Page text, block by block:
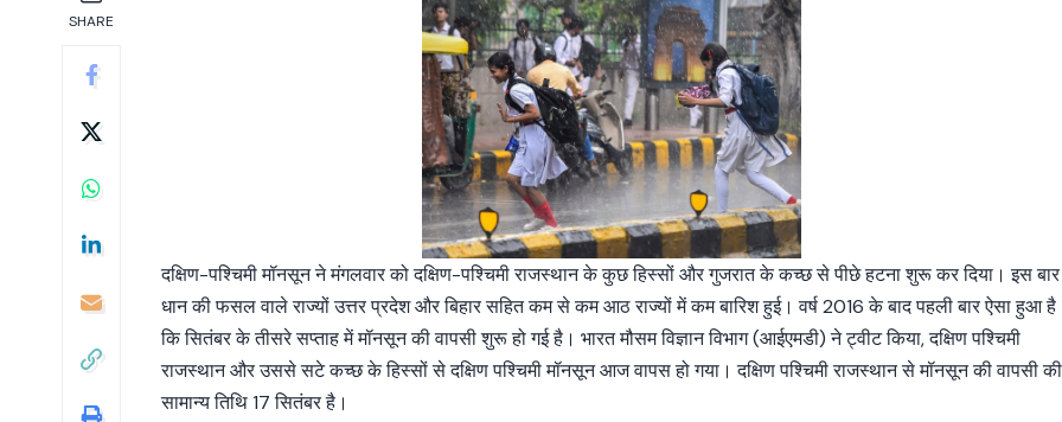
SHARE
दक्षिण-पश्चिमी मॉनसून ने मंगलवार को दक्षिण-पश्चिमी राजस्थान के कुछ हिस्सों और गुजरात के कच्छ से पीछे हटना शुरू कर दिया। इस बार
धान की फसल वाले राज्यों उत्तर प्रदेश और बिहार सहित कम से कम आठ राज्यों में कम बारिश हुई। वर्ष 2016 के बाद पहली बार ऐसा हुआ है
कि सितंबर के तीसरे सप्ताह में मॉनसून की वापसी शुरू हो गई है। भारत मौसम विज्ञान विभाग (आईएमडी) ने ट्वीट किया, दक्षिण पश्चिमी
राजस्थान और उससे सटे कच्छ के हिस्सों से दक्षिण पश्चिमी मॉनसून आज वापस हो गया। दक्षिण पश्चिमी राजस्थान से मॉनसून की वापसी की
सामान्य तिथि 17 सितंबर है।